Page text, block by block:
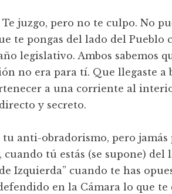
Te juzgo, pero no te culpo. No
te pongas del lado del Pueblo
legislativo. Ambos sabemos
no era para tí. Que llegaste a
a una corriente al
y secreto.
tu anti-obradorismo, pero
tú estás (se supone) del
Izquierda” cuando te has
en la Cámara lo que